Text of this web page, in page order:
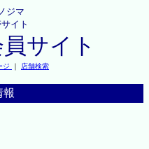
ジマ
イト
サイト
ジ ｜ 店舗検索
報